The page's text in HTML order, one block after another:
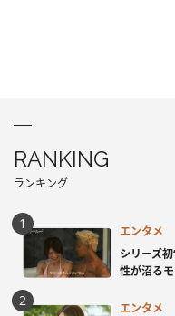
RANKING
ランキング
エンタメ
シリーズ
性が沼る
エンタメ